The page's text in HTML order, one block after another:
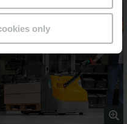
only